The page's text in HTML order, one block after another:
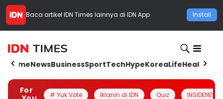
Baca artikel IDN Times lainnya di IDN App Install
HomeNewsBusinessSportTechHypeKoreaLifeHealth
For
# Yuk Vote Iklanin di IDN Quiz INSIDENESIA